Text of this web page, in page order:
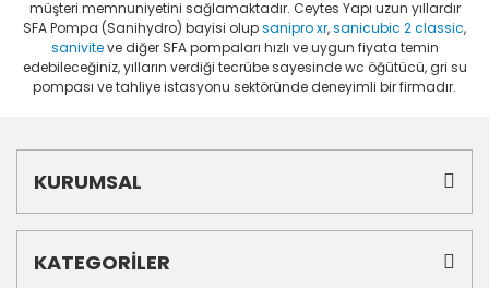
müşteri memnuniyetini sağlamaktadır. Ceytes Yapı uzun yıllardır
SFA Pompa (Sanihydro) bayisi olupsanipro xr,sanicubic 2 classic,
saniviteve diğer SFA pompaları hızlı ve uygun fiyata temin
edebileceğiniz, yılların verdiği tecrübe sayesinde wc öğütücü, gri su
pompası ve tahliye istasyonu sektöründe deneyimli bir firmadır.
KURUMSAL
KATEGORİLER